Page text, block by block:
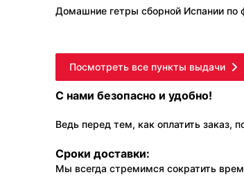
Домашние гетры сборной Испании по
Посмотреть все пункты выдачи
С нами безопасно и удобно!
Ведь перед тем, как оплатить заказ,
Сроки доставки:
Мы всегда стремимся сократить